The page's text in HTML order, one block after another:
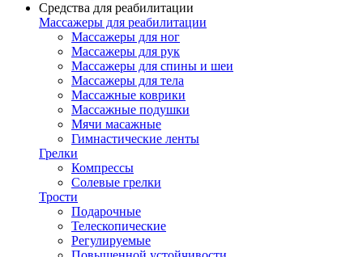
Средства для реабилитации
Массажеры для реабилитации
Массажеры для ног
Массажеры для рук
Массажеры для спины и шеи
Массажеры для тела
Массажные коврики
Массажные подушки
Мячи масажные
Гимнастические ленты
Грелки
Компрессы
Солевые грелки
Трости
Подарочные
Телескопические
Регулируемые